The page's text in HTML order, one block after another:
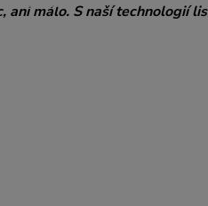
málo. S naší technologií